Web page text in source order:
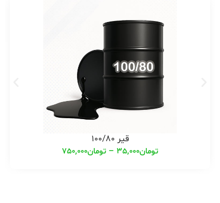
قیر 100/80
تومان35,000
– تومان750,000